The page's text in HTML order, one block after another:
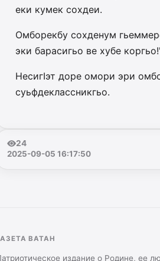
еки кумек сохдеи.
Омборекбу сохденум
эки барасигьо ве хубе
НесигIэт доре омори эри
суьфдеклассникгьо.
24
2025-09-05 16:17:50
ВАТАН
издание о Родине, ее